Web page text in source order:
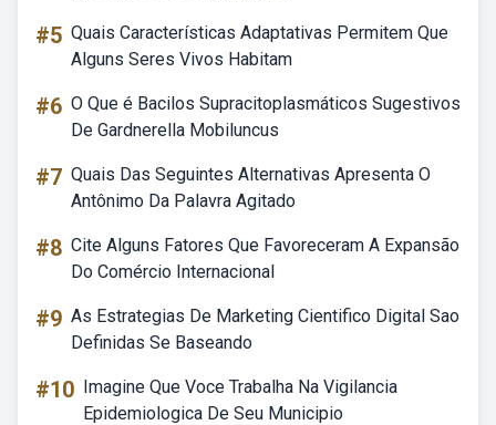
#5 Quais Características Adaptativas Permitem Que
Alguns Seres Vivos Habitam
#6 O Que é Bacilos Supracitoplasmáticos Sugestivos
De Gardnerella Mobiluncus
#7 Quais Das Seguintes Alternativas Apresenta O
Antônimo Da Palavra Agitado
#8 Cite Alguns Fatores Que Favoreceram A Expansão
Do Comércio Internacional
#9 As Estrategias De Marketing Cientifico Digital Sao
Definidas Se Baseando
#10 Imagine Que Voce Trabalha Na Vigilancia
Epidemiologica De Seu Municipio